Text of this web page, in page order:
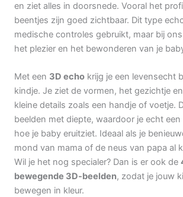
en ziet alles in doorsnede. Vooral het
beentjes zijn goed zichtbaar. Dit type
medische controles gebruikt, maar bij
het plezier en het bewonderen van je
Met een 3D echo krijg je een levensecht
kindje. Je ziet de vormen, het gezichtje
kleine details zoals een handje of voetje.
beelden met diepte, waardoor je echt
hoe je baby eruitziet. Ideaal als je
mond van mama of de neus van papa al
Wil je het nog specialer? Dan is er ook de
bewegende 3D-beelden, zodat je jouw
bewegen in kleur.